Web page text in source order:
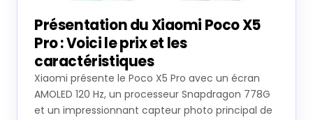
Présentation du Xiaomi Poco X5
Pro : Voici le prix et les
caractéristiques
Xiaomi présente le Poco X5 Pro avec un écran
AMOLED 120 Hz, un processeur Snapdragon 778G
et un impressionnant capteur photo principal de